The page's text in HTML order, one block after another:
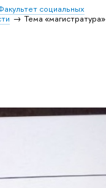
социальных
Тема «магистратура»